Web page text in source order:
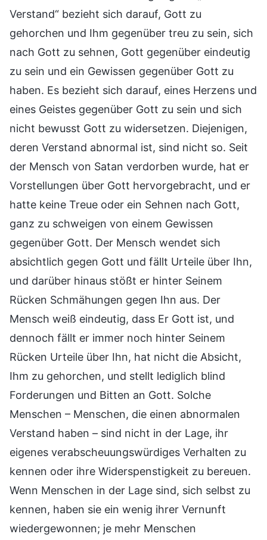
Verstand“ bezieht sich darauf, Gott zu
gehorchen und Ihm gegenüber treu zu sein, sich
nach Gott zu sehnen, Gott gegenüber eindeutig
zu sein und ein Gewissen gegenüber Gott zu
haben. Es bezieht sich darauf, eines Herzens und
eines Geistes gegenüber Gott zu sein und sich
nicht bewusst Gott zu widersetzen. Diejenigen,
deren Verstand abnormal ist, sind nicht so. Seit
der Mensch von Satan verdorben wurde, hat er
Vorstellungen über Gott hervorgebracht, und er
hatte keine Treue oder ein Sehnen nach Gott,
ganz zu schweigen von einem Gewissen
gegenüber Gott. Der Mensch wendet sich
absichtlich gegen Gott und fällt Urteile über Ihn,
und darüber hinaus stößt er hinter Seinem
Rücken Schmähungen gegen Ihn aus. Der
Mensch weiß eindeutig, dass Er Gott ist, und
dennoch fällt er immer noch hinter Seinem
Rücken Urteile über Ihn, hat nicht die Absicht,
Ihm zu gehorchen, und stellt lediglich blind
Forderungen und Bitten an Gott. Solche
Menschen – Menschen, die einen abnormalen
Verstand haben – sind nicht in der Lage, ihr
eigenes verabscheuungswürdiges Verhalten zu
kennen oder ihre Widerspenstigkeit zu bereuen.
Wenn Menschen in der Lage sind, sich selbst zu
kennen, haben sie ein wenig ihrer Vernunft
wiedergewonnen; je mehr Menschen